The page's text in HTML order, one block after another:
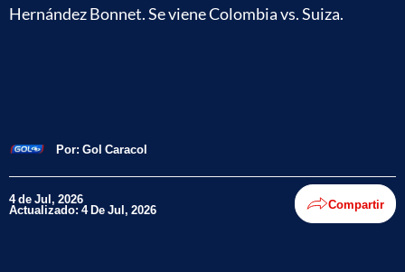
Hernández Bonnet. Se viene Colombia vs. Suiza.
Por: Gol Caracol
4 de Jul, 2026
Actualizado: 4 De Jul, 2026 Compartir